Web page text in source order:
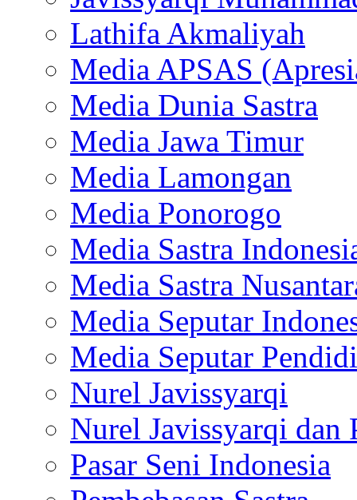
Lathifa Akmaliyah
Media APSAS
Media Dunia Sastra
Media Jawa Timur
Media Lamongan
Media Ponorogo
Media Sastra
Media Sastra
Media Seputar
Media Seputar
Nurel Javissyarqi
Nurel Javissyarqi dan
Pasar Seni Indonesia